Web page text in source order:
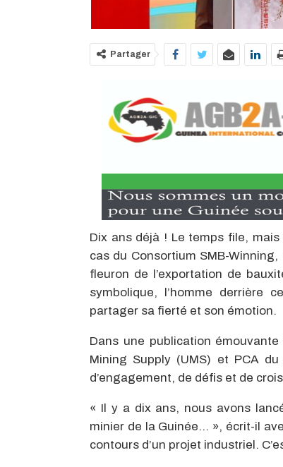
Partager
Dix ans déjà ! Le temps file,
cas du Consortium SMB-
fleuron de l’exportation de
symbolique, l’homme derrière
partager sa fierté et son émotion.
Dans une publication
Mining Supply (UMS) et PCA
d’engagement, de défis et de
« Il y a dix ans, nous avons
minier de la Guinée… », écrit-il
contours d’un projet industriel.